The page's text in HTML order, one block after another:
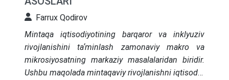
Ўзбекистон шароитида қўллаш имкониятлари
кўрсатилган. Муаллиф инфратузилмани
барқарор иқтисодий ривожланишнинг асосий
стратегик омили сифатида баҳолайди.
Farrux Qodirov
Mintaqa iqtisodiyotining barqaror va inklyuziv
rivojlanishini taʼminlash zamonaviy makro va
mikrosiyosatning markaziy masalalaridan biridir.
Ushbu maqolada mintaqaviy rivojlanishni iqtisodiy,